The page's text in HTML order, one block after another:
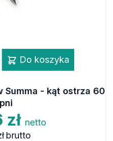
Do koszyka
Summa - kąt ostrza 60
netto
brutto